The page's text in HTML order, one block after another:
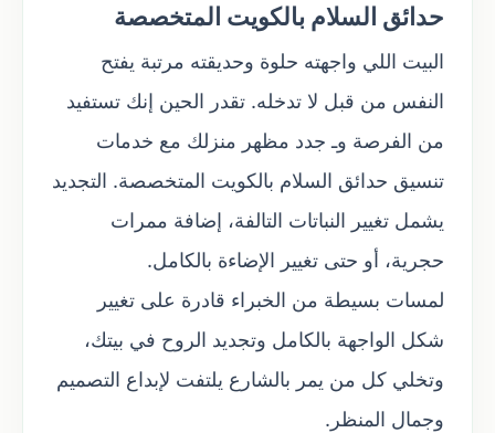
حدائق السلام بالكويت المتخصصة
البيت اللي واجهته حلوة وحديقته مرتبة يفتح
النفس من قبل لا تدخله. تقدر الحين إنك تستفيد
من الفرصة وـ جدد مظهر منزلك مع خدمات
تنسيق حدائق السلام بالكويت المتخصصة. التجديد
يشمل تغيير النباتات التالفة، إضافة ممرات
حجرية، أو حتى تغيير الإضاءة بالكامل.
لمسات بسيطة من الخبراء قادرة على تغيير
شكل الواجهة بالكامل وتجديد الروح في بيتك،
وتخلي كل من يمر بالشارع يلتفت لإبداع التصميم
وجمال المنظر.